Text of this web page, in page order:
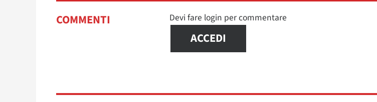
COMMENTI Devi fare login per commentare
ACCEDI